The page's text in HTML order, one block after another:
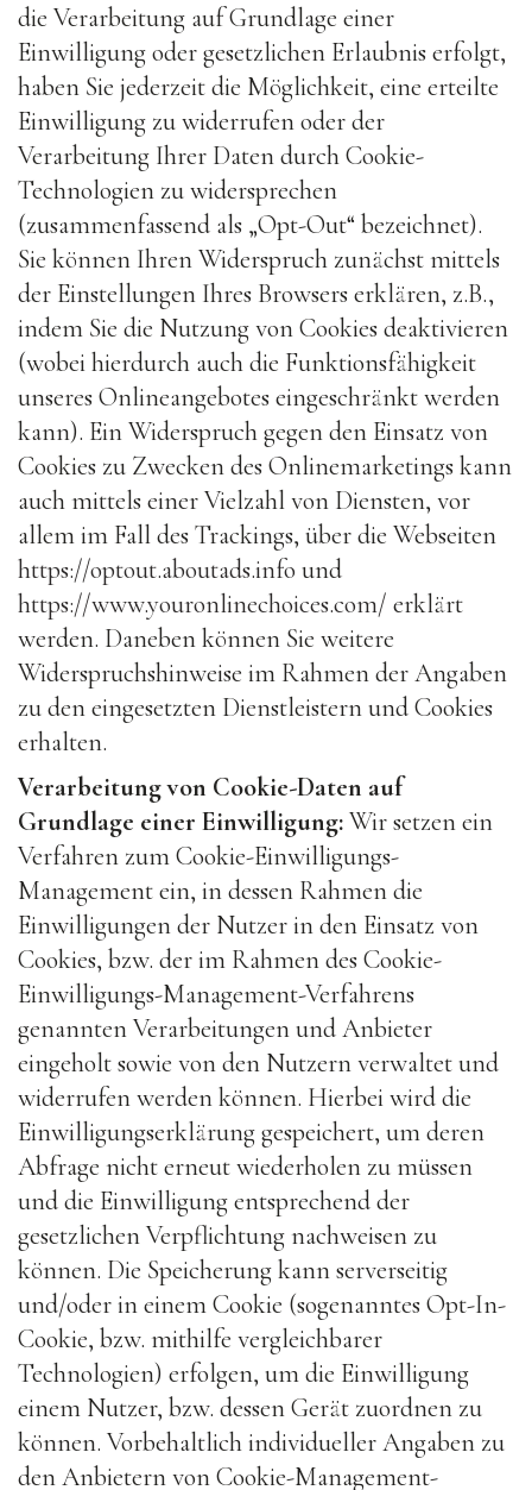
die Verarbeitung auf Grundlage einer
Einwilligung oder gesetzlichen Erlaubnis erfolgt,
haben Sie jederzeit die Möglichkeit, eine erteilte
Einwilligung zu widerrufen oder der
Verarbeitung Ihrer Daten durch Cookie-
Technologien zu widersprechen
(zusammenfassend als „Opt-Out“ bezeichnet).
Sie können Ihren Widerspruch zunächst mittels
der Einstellungen Ihres Browsers erklären, z.B.,
indem Sie die Nutzung von Cookies deaktivieren
(wobei hierdurch auch die Funktionsfähigkeit
unseres Onlineangebotes eingeschränkt werden
kann). Ein Widerspruch gegen den Einsatz von
Cookies zu Zwecken des Onlinemarketings kann
auch mittels einer Vielzahl von Diensten, vor
allem im Fall des Trackings, über die Webseiten
https://optout.aboutads.infound
https://www.youronlinechoices.com/ erklärt
werden. Daneben können Sie weitere
Widerspruchshinweise im Rahmen der Angaben
zu den eingesetzten Dienstleistern und Cookies
erhalten.
Verarbeitung von Cookie-Daten auf
Grundlage einer Einwilligung:Wir setzen ein
Verfahren zum Cookie-Einwilligungs-
Management ein, in dessen Rahmen die
Einwilligungen der Nutzer in den Einsatz von
Cookies, bzw. der im Rahmen des Cookie-
Einwilligungs-Management-Verfahrens
genannten Verarbeitungen und Anbieter
eingeholt sowie von den Nutzern verwaltet und
widerrufen werden können. Hierbei wird die
Einwilligungserklärung gespeichert, um deren
Abfrage nicht erneut wiederholen zu müssen
und die Einwilligung entsprechend der
gesetzlichen Verpflichtung nachweisen zu
können. Die Speicherung kann serverseitig
und/oder in einem Cookie (sogenanntes Opt-In-
Cookie, bzw. mithilfe vergleichbarer
Technologien) erfolgen, um die Einwilligung
einem Nutzer, bzw. dessen Gerät zuordnen zu
können. Vorbehaltlich individueller Angaben zu
den Anbietern von Cookie-Management-